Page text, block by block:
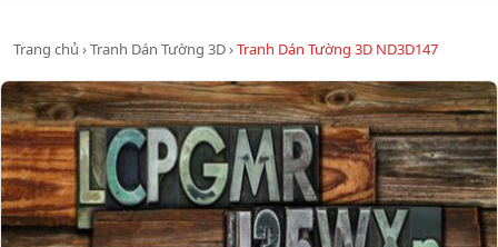
Trang chủ ›Tranh Dán Tường 3D›Tranh Dán Tường 3D ND3D147